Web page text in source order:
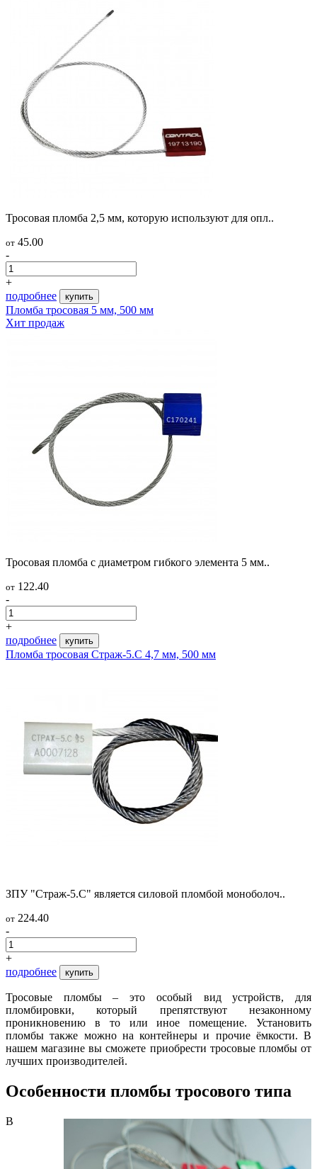
Тросовая пломба 2,5 мм, которую используют для опл..
от 45.00
-
+
подробнее
купить
Пломба тросовая 5 мм, 500 мм
Хит продаж
Тросовая пломба с диаметром гибкого элемента 5 мм..
от 122.40
-
+
подробнее
купить
Пломба тросовая Страж-5.С 4,7 мм, 500 мм
ЗПУ "Страж-5.С" является силовой пломбой моноболоч..
от 224.40
-
+
подробнее
купить
Тросовые пломбы – это особый вид устройств, для
пломбировки, который препятствуют незаконному
проникновению в то или иное помещение. Установить
пломбы также можно на контейнеры и прочие ёмкости. В
нашем магазине вы сможете приобрести тросовые пломбы от
лучших производителей.
Особенности пломбы тросового типа
В